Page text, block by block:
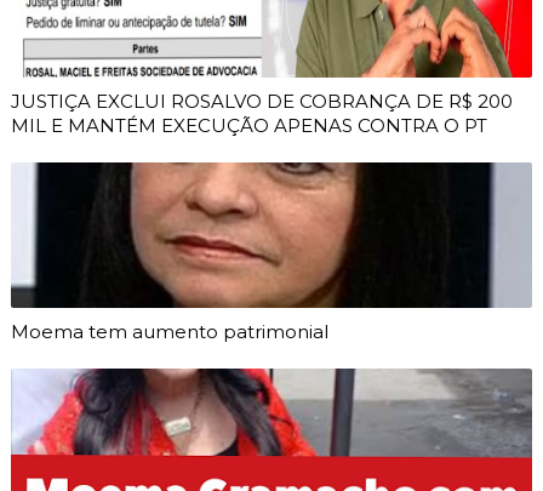
JUSTIÇA EXCLUI ROSALVO DE COBRANÇA DE R$ 200
MIL E MANTÉM EXECUÇÃO APENAS CONTRA O PT
Moema tem aumento patrimonial